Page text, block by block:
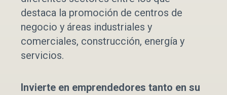
destaca la promoción de centros de
negocio y áreas industriales y
comerciales, construcción, energía y
servicios.
Invierte en emprendedores tanto en su